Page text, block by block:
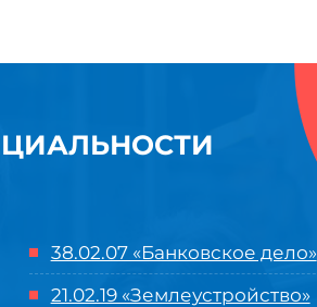
38.02.07 «Банковское дело»
21.02.19 «Землеустройство»